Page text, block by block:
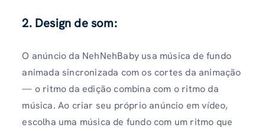
2. Design de som:
O anúncio da NehNehBaby usa música de fundo
animada sincronizada com os cortes da animação
— o ritmo da edição combina com o ritmo da
música. Ao criar seu próprio anúncio em vídeo,
escolha uma música de fundo com um ritmo que